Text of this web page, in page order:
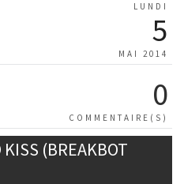
LUNDI
5
MAI 2014
0
COMMENTAIRE(S)
(BREAKBOT